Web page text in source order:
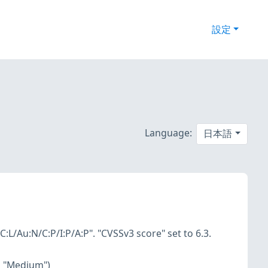
設定
Language: 日本語
Au:N/C:P/I:P/A:P". "CVSSv3 score" set to 6.3.
"Medium")